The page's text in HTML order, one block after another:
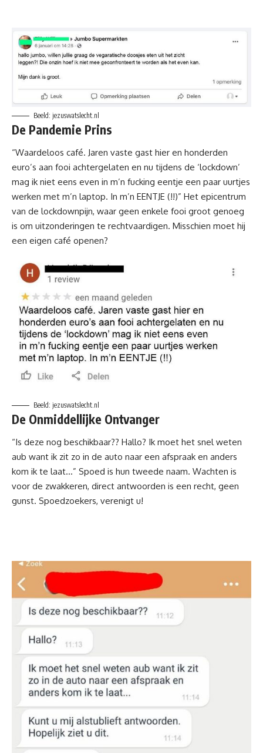
Beeld: jezuswatslecht.nl
De Pandemie Prins
“Waardeloos café. Jaren vaste gast hier en honderden
euro’s aan fooi achtergelaten en nu tijdens de ‘lockdown’
mag ik niet eens even in m’n fucking eentje een paar uurtjes
werken met m’n laptop. In m’n EENTJE (!!)” Het epicentrum
van de lockdownpijn, waar geen enkele fooi groot genoeg
is om uitzonderingen te rechtvaardigen. Misschien moet hij
een eigen café openen?
Beeld: jezuswatslecht.nl
De Onmiddellijke Ontvanger
“Is deze nog beschikbaar?? Hallo? Ik moet het snel weten
aub want ik zit zo in de auto naar een afspraak en anders
kom ik te laat…” Spoed is hun tweede naam. Wachten is
voor de zwakkeren, direct antwoorden is een recht, geen
gunst. Spoedzoekers, verenigt u!